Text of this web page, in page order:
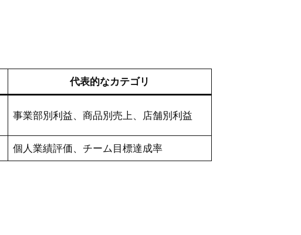
代表的なカテゴリ
事業部別利益、商品別売上、店舗別利益
個人業績評価、チーム目標達成率